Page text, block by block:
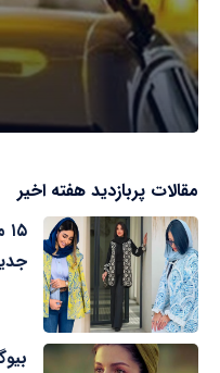
مقالات پربازدید هفته اخیر